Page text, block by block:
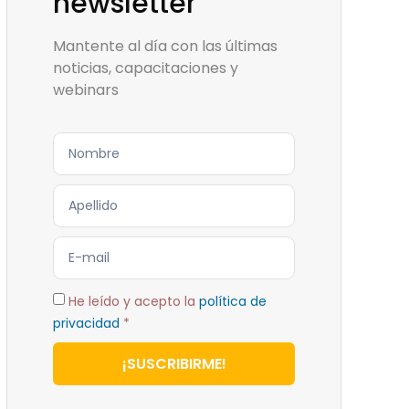
Mantente al día con las últimas
noticias, capacitaciones y
webinars
He leído y acepto la política de
privacidad *
¡SUSCRIBIRME!